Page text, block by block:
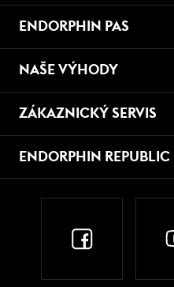
ENDORPHIN PAS
NAŠE VÝHODY
ZÁKAZNICKÝ SERVIS
ENDORPHIN REPUBLIC